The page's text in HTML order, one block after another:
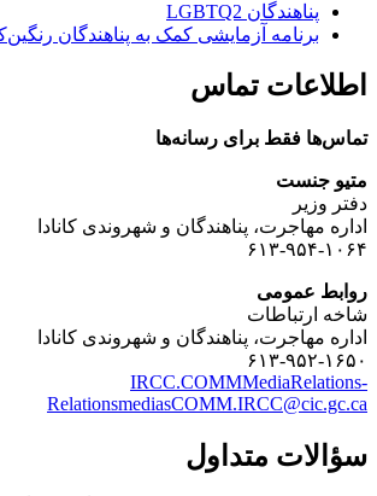
پناهندگان LGBTQ2
برنامه آزمایشی کمک به پناهندگان
اطلاعات تماس
تماس‌ها فقط برای رسانه‌ها
متیو جنست
دفتر وزیر
اداره مهاجرت، پناهندگان و شهروندی کانادا
۶۱۳-۹۵۴-۱۰۶۴
روابط عمومی
شاخه ارتباطات
اداره مهاجرت، پناهندگان و شهروندی کانادا
۶۱۳-۹۵۲-۱۶۵۰
IRCC.COMMMediaRelations-
RelationsmediasCOMM.IRCC@cic.gc.ca
سؤالات متداول